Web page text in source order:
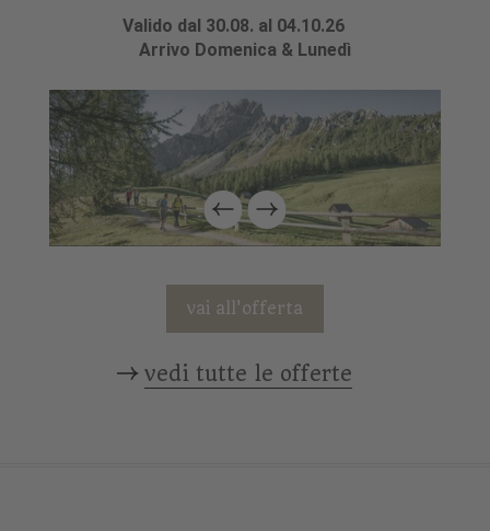
Valido dal 30.08. al 04.10.26
Arrivo Domenica & Lunedì
vai all'offerta
vedi tutte le offerte